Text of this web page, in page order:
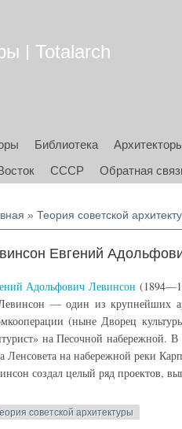
| Totalarch
Библиотека
СССР Обратная
»Теория советской
Евгений
Адольфович Левинсон
— один из крупнейших
(ныне Дворец
на Песочной набережной.
Ленсовета на набережной реки
создал целый ряд проектов,
советской архитектуры